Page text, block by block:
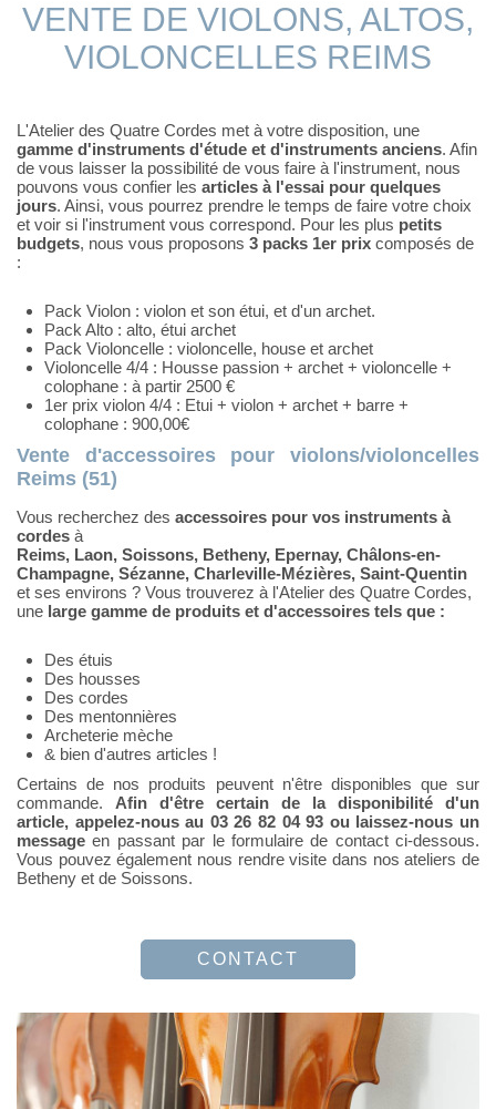
VENTE DE VIOLONS, ALTOS,
VIOLONCELLES REIMS
L'Atelier des Quatre Cordes met à votre disposition, une
gamme d'instruments d'étude et d'instruments anciens. Afin
de vous laisser la possibilité de vous faire à l'instrument, nous
pouvons vous confier les articles à l'essai pour quelques
jours. Ainsi, vous pourrez prendre le temps de faire votre choix
et voir si l'instrument vous correspond. Pour les plus petits
budgets, nous vous proposons 3 packs 1er prix composés de
:
Pack Violon : violon et son étui, et d'un archet.
Pack Alto : alto, étui archet
Pack Violoncelle : violoncelle, house et archet
Violoncelle 4/4 : Housse passion + archet + violoncelle +
colophane : à partir 2500 €
1er prix violon 4/4 : Etui + violon + archet + barre +
colophane : 900,00€
Vente d'accessoires pour violons/violoncelles
Reims (51)
Vous recherchez des accessoires pour vos instruments à
cordes à
Reims, Laon, Soissons, Betheny, Epernay, Châlons-en-
Champagne, Sézanne, Charleville-Mézières, Saint-Quentin
et ses environs ? Vous trouverez à l'Atelier des Quatre Cordes,
une large gamme de produits et d'accessoires tels que :
Des étuis
Des housses
Des cordes
Des mentonnières
Archeterie mèche
& bien d'autres articles !
Certains de nos produits peuvent n'être disponibles que sur
commande. Afin d'être certain de la disponibilité d'un
article, appelez-nous au 03 26 82 04 93 ou laissez-nous un
message en passant par le formulaire de contact ci-dessous.
Vous pouvez également nous rendre visite dans nos ateliers de
Betheny et de Soissons.
CONTACT